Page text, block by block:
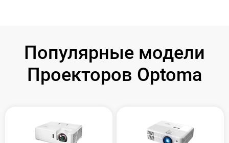
Популярные модели
Проекторов Optoma